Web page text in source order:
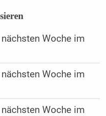
Woche im
Woche im
Woche im